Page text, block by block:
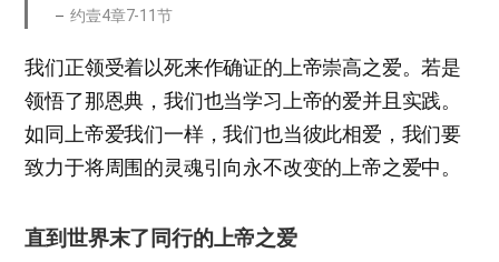
约壹4章7-11节
我们正领受着以死来作确证的上帝崇高之爱。若是
领悟了那恩典，我们也当学习上帝的爱并且实践。
如同上帝爱我们一样，我们也当彼此相爱，我们要
致力于将周围的灵魂引向永不改变的上帝之爱中。
直到世界末了同行的上帝之爱